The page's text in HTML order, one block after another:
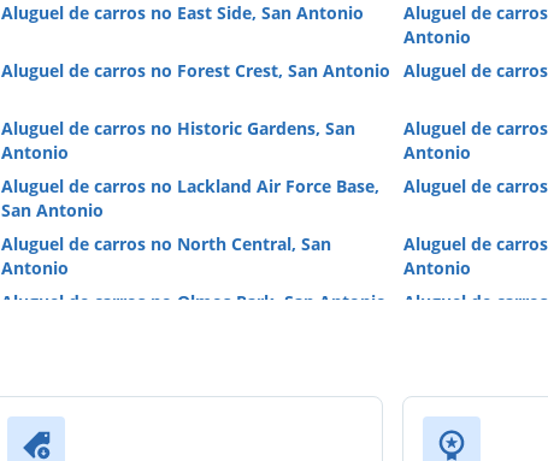
Aluguel de carros no East Side, San Antonio
Aluguel de
Antonio
Aluguel de carros no Forest Crest, San Antonio
Aluguel de
Aluguel de carros no Historic Gardens, San
Antonio
Aluguel de
Antonio
Aluguel de carros no Lackland Air Force Base,
San Antonio
Aluguel de
Aluguel de carros no North Central, San
Antonio
Aluguel de
Antonio
Aluguel de carros no Olmos Park, San Antonio
Aluguel de